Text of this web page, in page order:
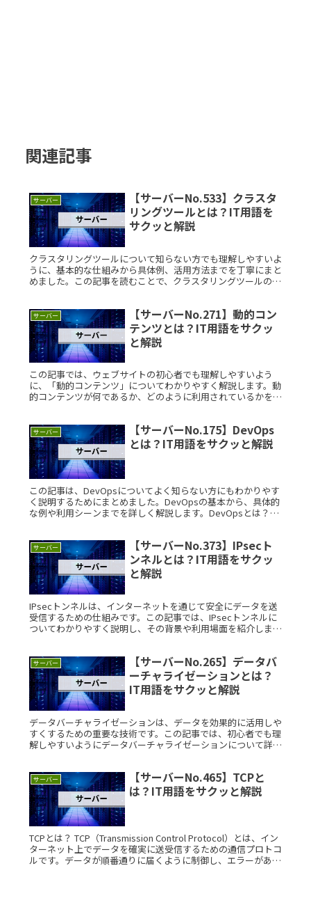
関連記事
サーバー
【サーバーNo.533】クラスタ
リングツールとは？IT用語を
サクッと解説
クラスタリングツールについて知らない方でも理解しやすいよ
うに、基本的な仕組みから具体例、活用方法までを丁寧にまと
めました。この記事を読むことで、クラスタリングツールの基
サーバー
【サーバーNo.271】動的コン
テンツとは？IT用語をサクッ
と解説
この記事では、ウェブサイトの初心者でも理解しやすいよう
に、「動的コンテンツ」についてわかりやすく解説します。動
的コンテンツが何であるか、どのように利用されているかを具
サーバー
【サーバーNo.175】DevOps
とは？IT用語をサクッと解説
この記事は、DevOpsについてよく知らない方にもわかりやす
く説明するためにまとめました。DevOpsの基本から、具体的
な例や利用シーンまでを詳しく解説します。DevOpsとは？
サーバー
【サーバーNo.373】IPsecト
ンネルとは？IT用語をサクッ
と解説
IPsecトンネルは、インターネットを通じて安全にデータを送
受信するための仕組みです。この記事では、IPsecトンネルに
ついてわかりやすく説明し、その背景や利用場面を紹介しま
サーバー
【サーバーNo.265】データバ
ーチャライゼーションとは？
IT用語をサクッと解説
データバーチャライゼーションは、データを効果的に活用しや
すくするための重要な技術です。この記事では、初心者でも理
解しやすいようにデータバーチャライゼーションについて詳し
サーバー
【サーバーNo.465】TCPと
は？IT用語をサクッと解説
TCPとは？ TCP（Transmission Control Protocol）とは、イン
ターネット上でデータを確実に送受信するための通信プロトコ
ルです。データが順番通りに届くように制御し、エラーがあれ